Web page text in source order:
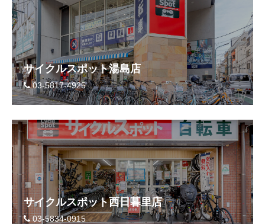
サイクルスポット湯島店
03-5817-4925
サイクルスポット西日暮里店
03-5834-0915